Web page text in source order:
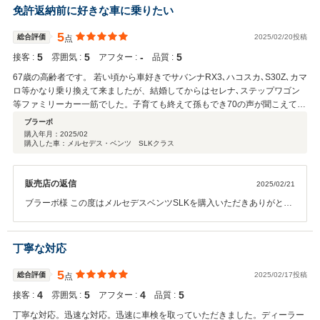
Ｙｏｓｈｉ様のカーライフをサポートさせえ頂きますので、お気軽に
ご連絡ください。レジェンドがＹｏｓｈｉ様の生活をより良い物にで
きるよう力になりたいと思っています。 この度はコメント、高評価い
ただき、ありがとうございました。
免許返納前に好きな車に乗りたい
総合評価 5点 2025/02/20投稿
接客 : 5 雰囲気 : 5 アフター : ‐ 品質 : 5
67歳の高齢者です。 若い頃から車好きでサバンナRX3､ハコスカ､S30Z､カマ
ロ等かなり乗り換えて来ましたが、結婚してからはセレナ､ステップワゴン
等ファミリーカー一筋でした。子育ても終えて孫もでき70の声が聞こえて来
る今､免許返納前に趣味の車としてSLKを購入しました。Z4と迷ったのです
が､以前BMWのE46に乗っていた事があり､今度はベンツにしょうと思い決め
た次第です。 横浜在住の為､神奈川県内での購入を視野にネット検索し､何台
購入を決めました。 お店の方が皆丁寧に対応してくださり､装備追加の際に
も工夫して取り付けしていただくなど大変丁寧な対応でした。 信頼出来るお
ブラーボ
購入年月： 2025/02
購入した車：メルセデス・ベンツ SLKクラス
販売店の返信 2025/02/21
ブラーボ様 この度はメルセデスベンツSLKを購入いただきありがとう
みました。このような評価を頂き嬉しい限りでございます。車につい
ては消耗品もございます。アフターサービスとしてもしっかりと対応
していきたいと思います。ブラーボ様のカーライフが楽しくなる様、
サポートしていきますので宜しくお願いします。 コメント、高評価あ
りがとうございました。
丁寧な対応
総合評価 5点 2025/02/17投稿
接客 : 4 雰囲気 : 5 アフター : 4 品質 : 5
丁寧な対応。迅速な対応。迅速に車検を取っていただきました。ディーラー